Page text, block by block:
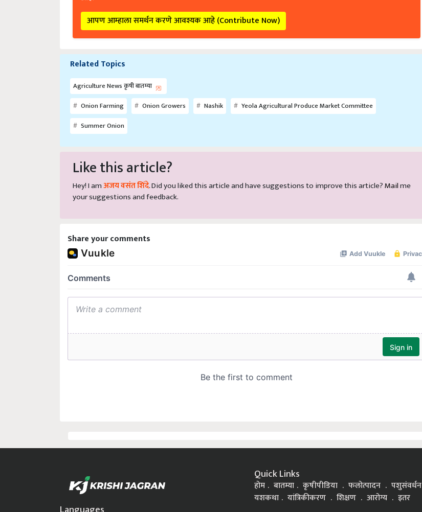
आपण आम्हाला समर्थन करणे आवश्यक आहे (Contribute Now)
Related Topics
Agriculture News कृषी बातम्या
Onion Farming
Onion Growers Nashik
Yeola Agricultural Produce Market Committee
Summer Onion
Like this article?
Hey! I am अजय वसंत शिंदे . Did you liked this article and have suggestions to improve this article? Mail
your suggestions and feedback.
Share your comments
Languages
Quick Links
होम बातम्या कृषीपीडिया फलोत्पादन पशुसंवर्धन
यशकथा
यांत्रिकीकरण शिक्षण आरोग्य इतर